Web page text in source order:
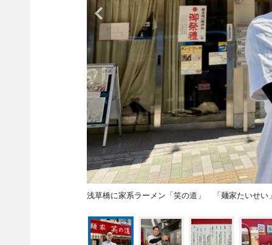
浅草橋に家系ラーメン「笑の道」 「麺家たいせい